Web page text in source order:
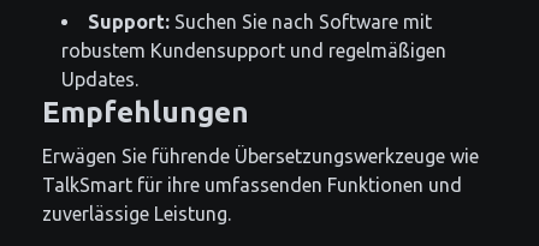
Support: Suchen Sie nach Software mit
robustem Kundensupport und regelmäßigen
Updates.
Empfehlungen
Erwägen Sie führende Übersetzungswerkzeuge wie
TalkSmart für ihre umfassenden Funktionen und
zuverlässige Leistung.